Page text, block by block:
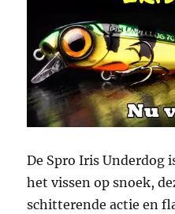
De Spro Iris Underdog
het vissen op snoek,
schitterende actie en